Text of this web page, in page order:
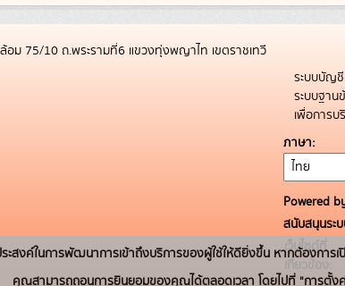
ม 75/10 ถ.พระรามที่6 แขวงทุ่งพญาไท เขตราชเทวี
ระบบบัญ
ระบบฐา
เพื่อการบ
ภาษา
Powered
สนับสนุนระ
เว็บไซต์ที่
เกี่ยวข้อง:
ระสงค์ในการพัฒนาการเข้าถึงบริการของผู้ใช้ให้ดียิ่งขึ้น หากต้องกา
คุณสามารถถอนการยินยอมของคุณได้ตลอดเวลา โดยไปที่ "การตั้ง